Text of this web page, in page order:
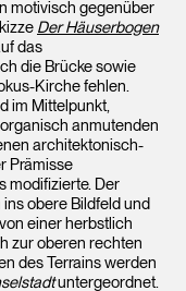
motivisch gegenüber
Der Häuserbogen
das
die Brücke sowie
Kirche fehlen.
im Mittelpunkt,
anmutenden
architektonisch-
Prämisse
modifizierte. Der
obere Bildfeld und
einer herbstlich
zur oberen rechten
des Terrains werden
untergeordnet.